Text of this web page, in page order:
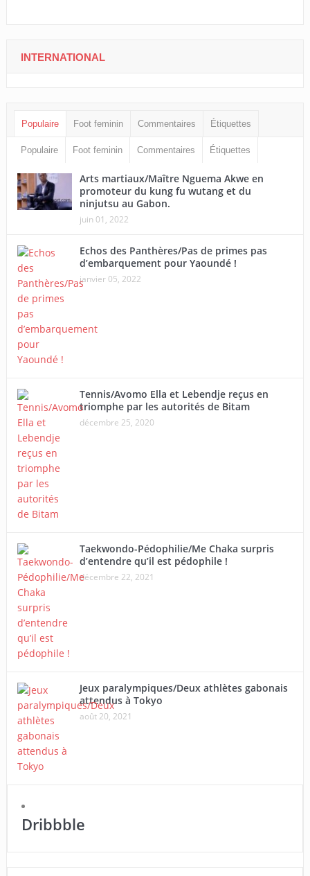
INTERNATIONAL
Populaire Foot feminin Commentaires Étiquettes
Populaire Foot feminin Commentaires Étiquettes
Arts martiaux/Maître Nguema Akwe en
promoteur du kung fu wutang et du
ninjutsu au Gabon.
juin 01, 2022
Echos des Panthères/Pas de primes pas
d’embarquement pour Yaoundé !
janvier 05, 2022
Tennis/Avomo Ella et Lebendje reçus en
triomphe par les autorités de Bitam
décembre 25, 2020
Taekwondo-Pédophilie/Me Chaka surpris
d’entendre qu’il est pédophile !
décembre 22, 2021
Jeux paralympiques/Deux athlètes gabonais
attendus à Tokyo
août 20, 2021
Dribbble